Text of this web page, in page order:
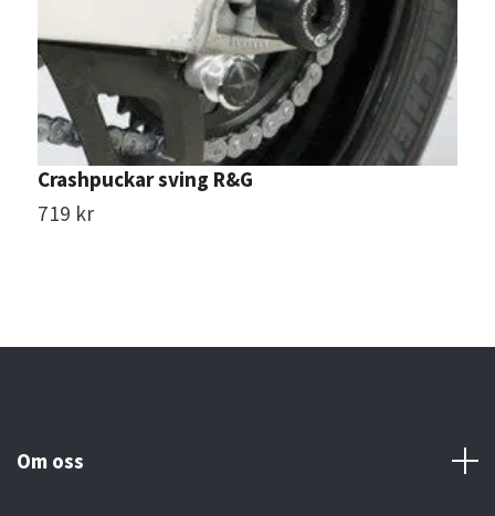
Crashpuckar sving R&G
719 kr
Om oss